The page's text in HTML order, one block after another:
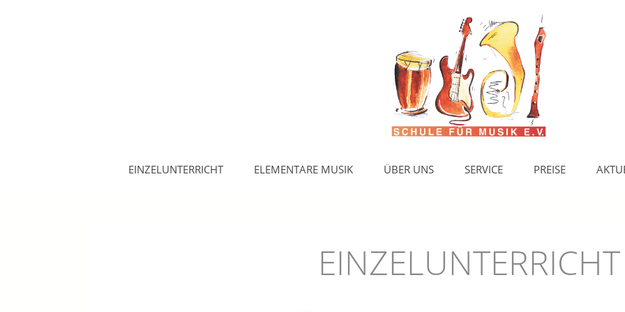
EINZELUNTERRICHT ELEMENTARE MUSIK ÜBER UNS SERVICE PREISE
EINZELUNTERRICHT